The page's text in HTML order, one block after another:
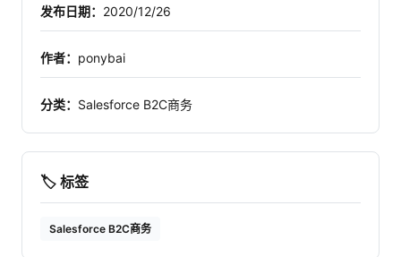
发布日期： 2020/12/26
作者： ponybai
分类： Salesforce B2C商务
🏷️ 标签
Salesforce B2C商务